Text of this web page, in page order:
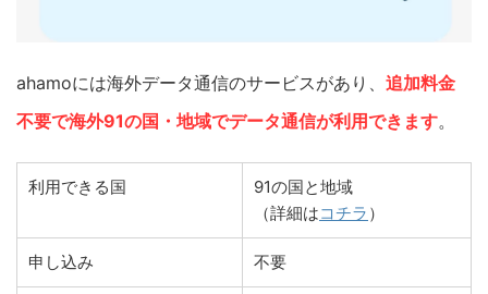
ahamoには海外データ通信のサービスがあり、 追加料金
不要で海外91の国・地域でデータ通信が利用できます。
利用できる国
91の国と地域
（詳細はコチラ ）
申し込み 不要